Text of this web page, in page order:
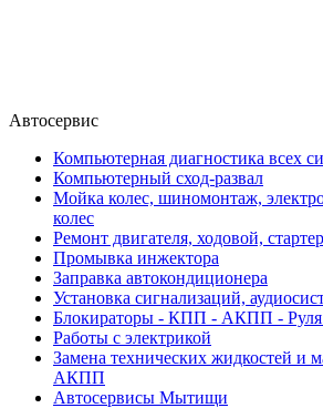
Автосервис
Компьютерная диагностика всех
Компьютерный сход-развал
Мойка колес, шиномонтаж,
колес
Ремонт двигателя, ходовой,
Промывка инжектора
Заправка автокондиционера
Установка сигнализаций,
Блокираторы - КПП - АКПП - Руля
Работы с электрикой
Замена технических жидкостей и
АКПП
Автосервисы Мытищи